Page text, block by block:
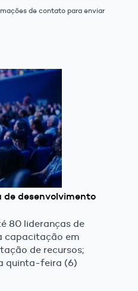
de contato para enviar
desenvolvimento
80 lideranças de
capacitação em
de recursos;
quinta-feira (6)